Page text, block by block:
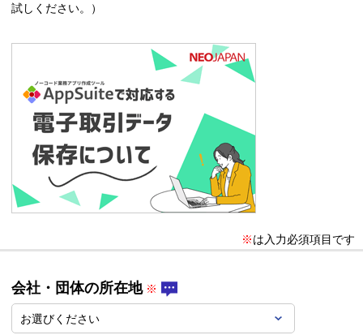
試しください。）
※は入力必須項目です
会社・団体の所在地